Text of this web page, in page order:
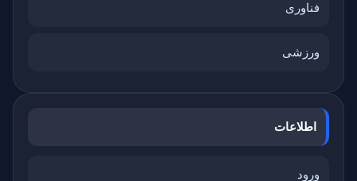
فناوری
ورزشی
اطلاعات
ورود